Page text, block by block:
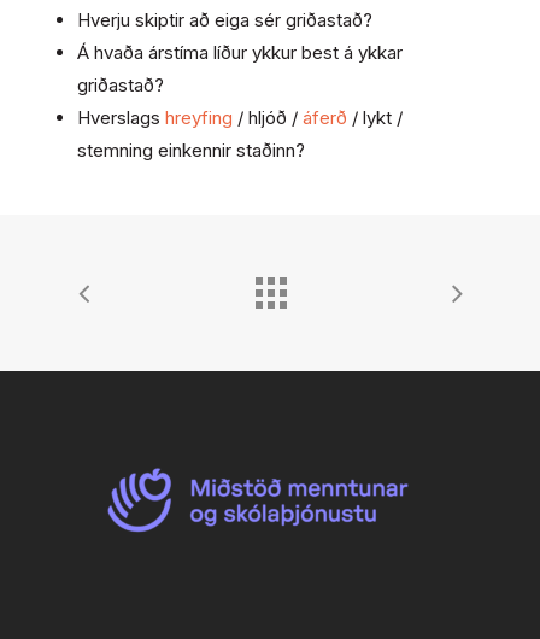
Hverju skiptir að eiga sér griðastað?
Á hvaða árstíma líður ykkur best á ykkar
griðastað?
Hverslagshreyfing / hljóð /áferð / lykt /
stemning einkennir staðinn?